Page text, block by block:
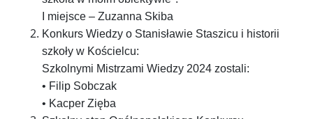
I miejsce – Zuzanna Skiba
Konkurs Wiedzy o Stanisławie Staszicu i historii
szkoły w Kościelcu:
Szkolnymi Mistrzami Wiedzy 2024 zostali:
• Filip Sobczak
• Kacper Zięba